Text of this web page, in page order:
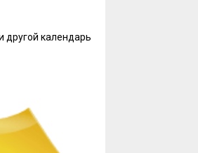
другой календарь